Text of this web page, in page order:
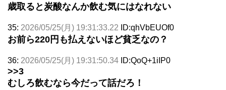
歳取ると炭酸なんか飲む気にはなれない
35: 2026/05/25(月) 19:31:33.22 ID:qhVbEUOf0
お前ら220円も払えないほど貧乏なの？
36: 2026/05/25(月) 19:31:50.34 ID:QoQ+1iIP0
>>3
むしろ飲むなら今だって話だろ！